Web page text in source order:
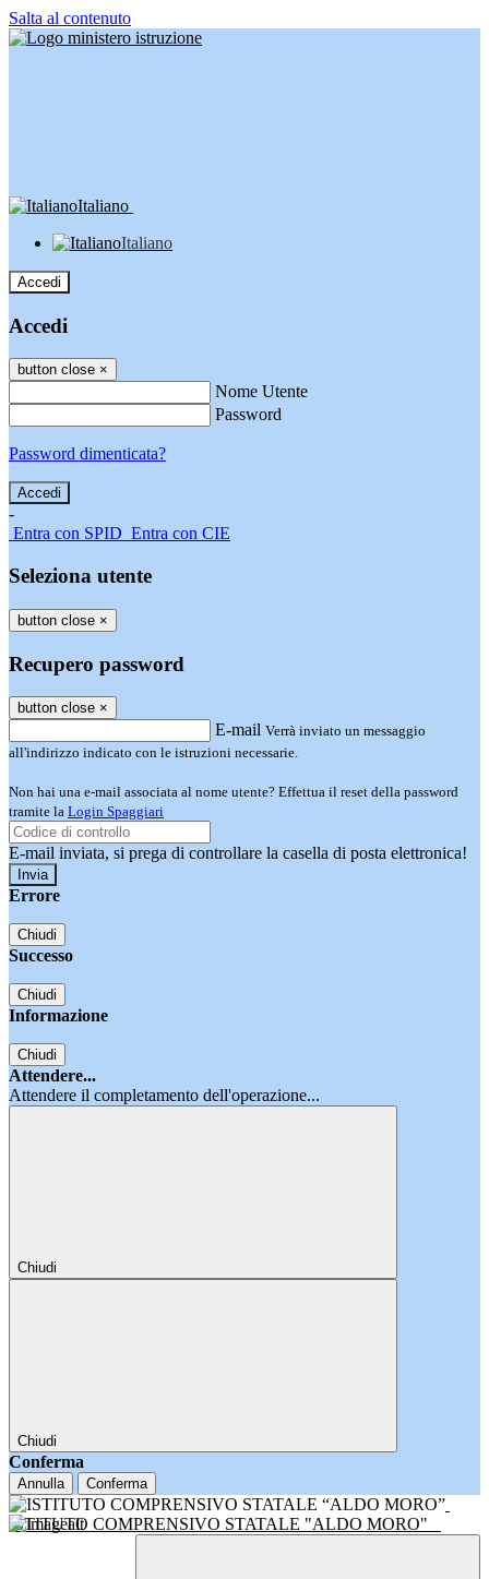
Salta al contenuto
Italiano
Italiano
Accedi
Accedi
button close ×
Nome Utente
Password
Password dimenticata?
-
Entra con SPID Entra con CIE
Seleziona utente
button close ×
Recupero password
button close ×
E-mail Verrà inviato un messaggio
all'indirizzo indicato con le istruzioni necessarie.
Non hai una e-mail associata al nome utente? Effettua il reset della password
tramite la Login Spaggiari
E-mail inviata, si prega di controllare la casella di posta elettronica!
Errore
Chiudi
Successo
Chiudi
Informazione
Chiudi
Attendere...
Attendere il completamento dell'operazione...
Chiudi
Chiudi
Conferma
Annulla Conferma
ISTITUTO COMPRENSIVO STATALE "ALDO MORO"